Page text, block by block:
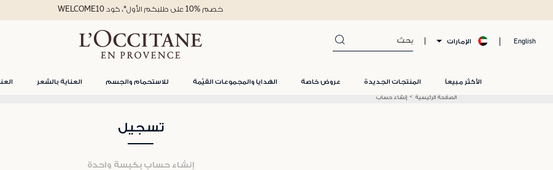
English الإمارات
الأكثر مبيعاً المنتجات الجديدة عروض خاصة الهدايا والمجموعات القيّمة للاستحمام والجسم العناية بالشعر
خصم %10 على طلبكم الأول*، كود WELCOME10
الصفحة الرئيسية إنشاء حساب
تسجيل
إنشاء حساب بكبسة واحدة